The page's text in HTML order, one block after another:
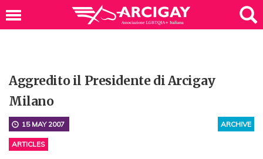
Aggredito il Presidente di Arcigay
Milano
ARCHIVE
15 MAY 2007
ARTICLES